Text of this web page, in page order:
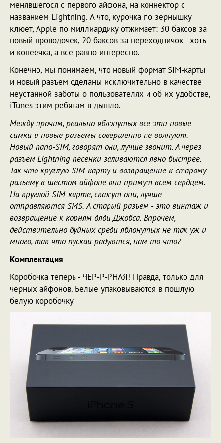
менявшегося с первого айфона, на коннектор с
названием Lightning. А что, курочка по зернышку
клюет, Apple по миллиардику отжимает: 30 баксов за
новый проводочек, 20 баксов за переходничок - хоть
и копеечка, а все равно интересно.
Конечно, мы понимаем, что новый формат SIM-карты
и новый разъем сделаны исключительно в качестве
неустанной заботы о пользователях и об их удобстве,
iTunes этим ребятам в дышло.
Между прочим, реально яблонутых все эти новые
симки и новые разъемы совершенно не волнуют.
Новый nano-SIM, говорят они, лучше звонит. А через
разъем Lightning песенки заливаются явно быстрее.
Так что круглую SIM-карту и возвращение к старому
разъему в шестом айфоне они примут всем сердцем.
На круглой SIM-карте, скажут они, лучше
отправляются SMS. А старый разъем - это винтаж и
возвращение к корням дяди Джобса. Впрочем,
действительно буйных среди яблонутых не так уж и
много, так что пускай радуются, нам-то что?
Комплектация
Коробочка теперь - ЧЕР-Р-РНАЯ! Правда, только для
черных айфонов. Белые упаковываются в пошлую
белую коробочку.